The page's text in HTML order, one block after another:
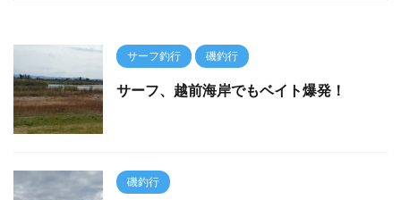
サーフ釣行 磯釣行
サーフ、越前海岸でもベイト爆発！
磯釣行